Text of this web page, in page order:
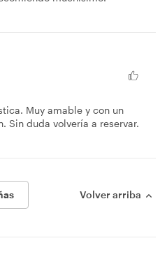
Muy amable y con un
Sin duda volvería a reservar.
Volver arriba